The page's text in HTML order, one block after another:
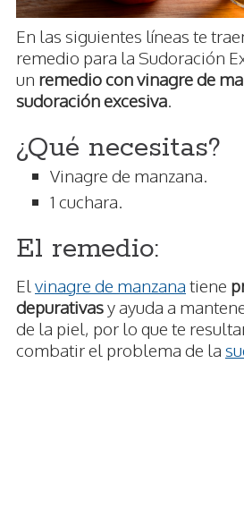
En las siguientes líneas te
remedio para la Sudoración
un remedio con vinagre de
sudoración excesiva
¿Qué necesitas?
Vinagre de manzana.
1 cuchara.
El remedio:
El vinagre de manzana tiene
depurativasy ayuda a
de la piel, por lo que te
combatir el problema de la